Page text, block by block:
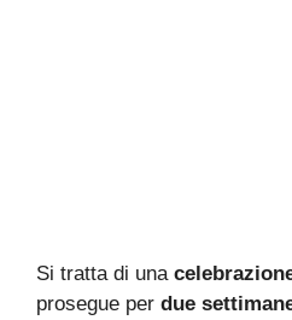
Si tratta di una
prosegue per due